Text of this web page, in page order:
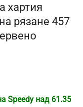
хартия
рязане 457
Speedy над 61.35